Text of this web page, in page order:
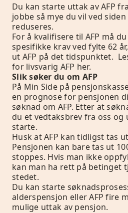
Du kan starte uttak av AFP
jobbe så mye du vil ved siden
reduseres.
For å kvalifisere til AFP må
spesifikke krav ved fylte 62
ut AFP på det tidspunktet.
for livsvarig AFP her.
Slik søker du om AFP
På Min Side på
en prognose for pensjonen
søknad om AFP. Etter at
du et vedtaksbrev fra oss og
starte.
Husk at AFP kan tidligst tas
Pensjonen kan bare tas ut
stoppes. Hvis man ikke
kan man ha rett på betinget
stedet.
Du kan starte
alderspensjon eller AFP fire
mulige uttak av pensjon.